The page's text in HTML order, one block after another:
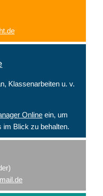
Klassenarbeiten u. v.
Online ein, um
im Blick zu behalten.